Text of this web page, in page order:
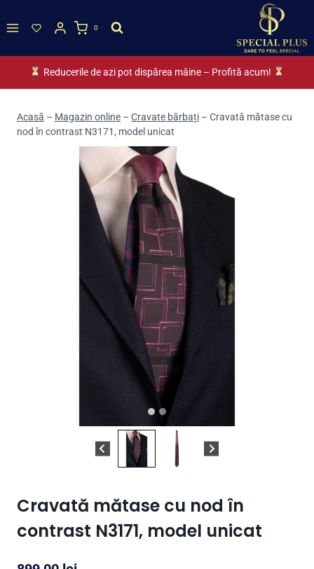
to
0
Reducerile de azi pot dispărea mâine – Profită acum!
Acasă – Magazin online – Cravate bărbați – Cravată mătase cu
nod în contrast N3171, model unicat
Cravată mătase cu nod în
contrast N3171, model unicat